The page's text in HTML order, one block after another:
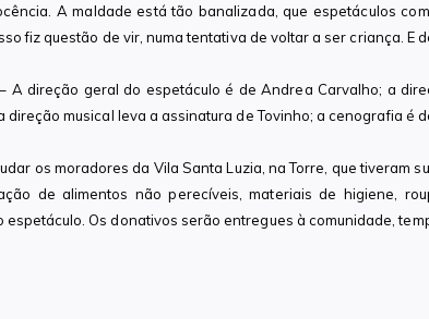
A maldade está tão banalizada, que espetáculos
fiz questão de vir, numa tentativa de voltar a ser criança. E
– A direção geral do espetáculo é de Andrea Carvalho; a
direção musical leva a assinatura de Tovinho; a cenografia é
os moradores da Vila Santa Luzia, na Torre, que tiveram
de alimentos não perecíveis, materiais de higiene,
Os donativos serão entregues à comunidade,